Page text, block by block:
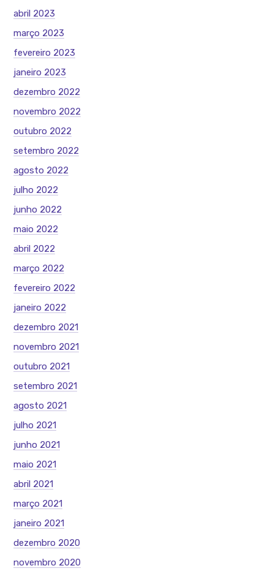
abril 2023
março 2023
fevereiro 2023
janeiro 2023
dezembro 2022
novembro 2022
outubro 2022
setembro 2022
agosto 2022
julho 2022
junho 2022
maio 2022
abril 2022
março 2022
fevereiro 2022
janeiro 2022
dezembro 2021
novembro 2021
outubro 2021
setembro 2021
agosto 2021
julho 2021
junho 2021
maio 2021
abril 2021
março 2021
janeiro 2021
dezembro 2020
novembro 2020